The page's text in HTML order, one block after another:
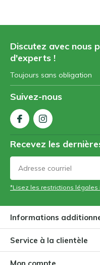
Discutez avec nous
d'experts !
Toujours sans obligation
Suivez-nous
Recevez les
*Lisez les restrictions légales
Informations
Service à la clientèle
Mon compte